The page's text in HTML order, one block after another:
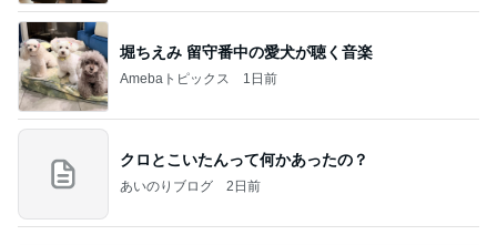
堀ちえみ 留守番中の愛犬が聴く音楽
Amebaトピックス 1日前
クロとこいたんって何かあったの？
あいのりブログ 2日前